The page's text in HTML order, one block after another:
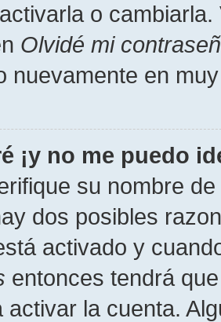
o
Olvidé mi
nuevamente en
¡y no me puedo
su nombre
dos posibles
activado y
entonces tendrá
activar la cuenta.